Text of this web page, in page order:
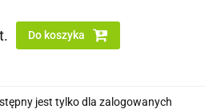
Do koszyka
jest tylko dla zalogowanych